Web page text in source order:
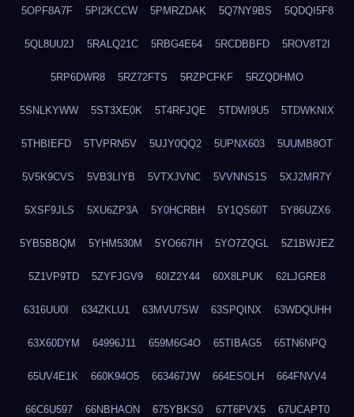
5OPF8A7F 5PI2KCCW 5PMRZDAK 5Q7NY9BS 5QDQI5F8
5QL8UU2J 5RALQ21C 5RBG4E64 5RCDBBFD 5ROV8T2I
5RP6DWR8 5RZ72FTS 5RZPCFKF 5RZQDHMO
5SNLKYWW 5ST3XE0K 5T4RFJQE 5TDWI9U5 5TDWKNIX
5THBIEFD 5TVPRN5V 5UJY0QQ2 5UPNX603 5UUMB8OT
5V5K9CVS 5VB3LIYB 5VTXJVNC 5VVNNS1S 5XJ2MR7Y
5XSF9JLS 5XU6ZP3A 5Y0HCRBH 5Y1QS60T 5Y86UZX6
5YB5BBQM 5YHM530M 5YO667IH 5YO7ZQGL 5Z1BWJEZ
5Z1VP9TD 5ZYFJGV9 60IZ2Y44 60X8LPUK 62LJGRE8
6316UU0I 634ZKLU1 63MVU7SW 63SPQINX 63WDQUHH
63X60DYM 64996J11 659M6G4O 65TIBAG5 65TN6NPQ
65UV4E1K 660K94O5 663467JW 664ESOLH 664FNVV4
66C6U597 66NBHAON 675YBKS0 67T6PVX5 67UCAPT0